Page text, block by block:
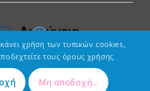
χρήση των τυπικών cookies,
τους όρους χρήσης.
Μη αποδοχή...